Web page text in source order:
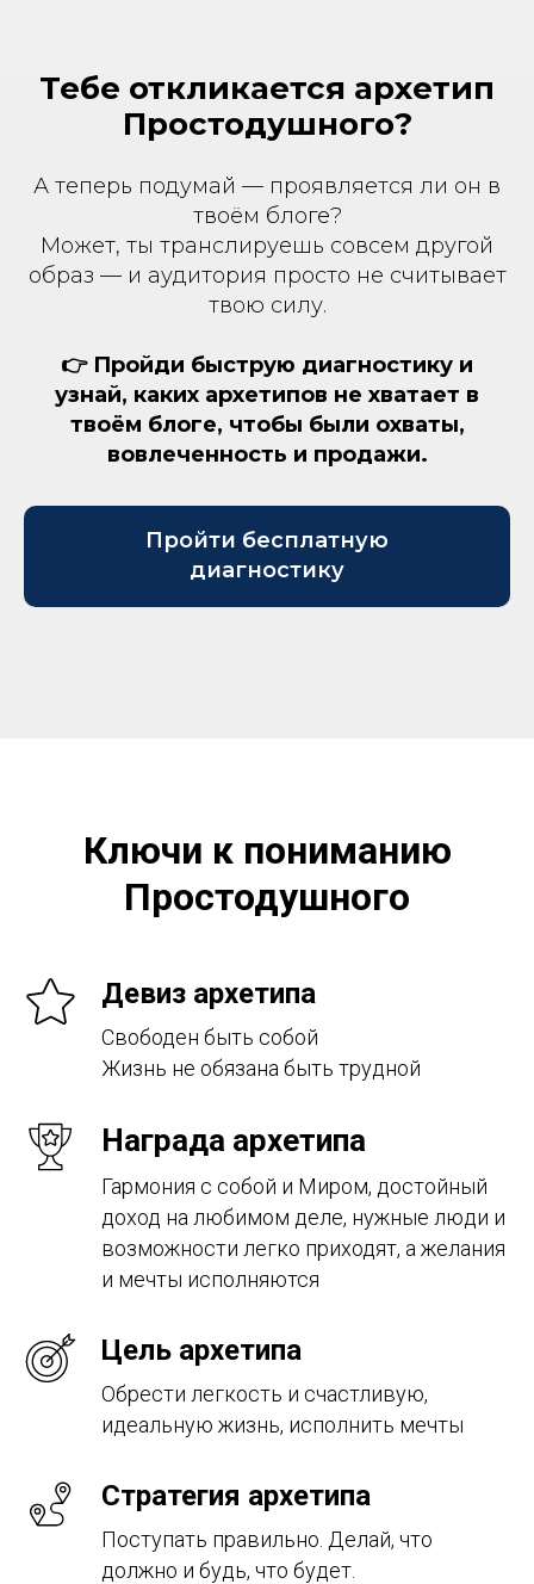
Тебе откликается архетип
Простодушного?
А теперь подумай — проявляется ли он в
твоём блоге?
Может, ты транслируешь совсем другой
образ — и аудитория просто не считывает
твою силу.
👉 Пройди быструю диагностику и
узнай, каких архетипов не хватает в
твоём блоге, чтобы были охваты,
вовлеченность и продажи.
Пройти бесплатную
диагностику
Ключи к пониманию
Простодушного
Девиз архетипа
Свободен быть собой
Жизнь не обязана быть трудной
Награда архетипа
Гармония с собой и Миром, достойный
доход на любимом деле, нужные люди и
возможности легко приходят, а желания
и мечты исполняются
Цель архетипа
Обрести легкость и счастливую,
идеальную жизнь, исполнить мечты
Стратегия архетипа
Поступать правильно. Делай, что
должно и будь, что будет.